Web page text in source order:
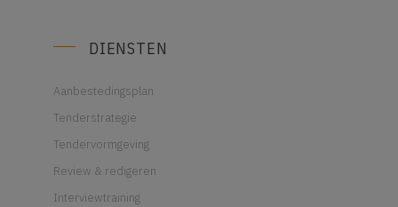
DIENSTEN
Aanbestedingsplan
Tenderstrategie
Tendervormgeving
Review & redigeren
Interviewtraining